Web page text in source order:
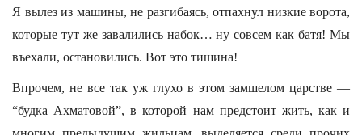
Я вылез из машины, не разгибаясь, отпахнул низкие ворота,
которые тут же завалились набок… ну совсем как батя! Мы
въехали, остановились. Вот это тишина!
Впрочем, не все так уж глухо в этом замшелом царстве —
“будка Ахматовой”, в которой нам предстоит жить, как и